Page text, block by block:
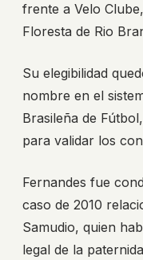
frente a Velo
Floresta de Rio
Su elegibilidad
nombre en el
Brasileña de
para validar los
Fernandes fue
caso de 2010
Samudio, quien
legal de la